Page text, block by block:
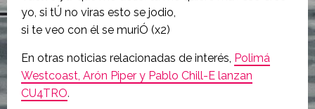
yo, si tÚ no viras esto se jodio,
si te veo con él se muriÓ (x2)
En otras noticias relacionadas de interés, Polimá
Westcoast, Arón Piper y Pablo Chill-E lanzan
CU4TRO.